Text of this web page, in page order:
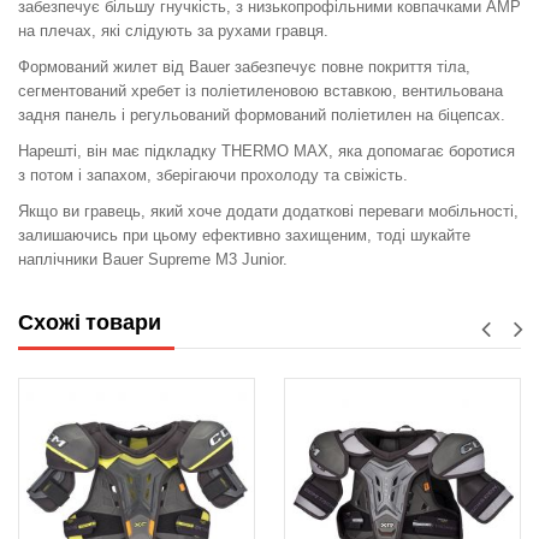
забезпечує більшу гнучкість, з низькопрофільними ковпачками AMP
на плечах, які слідують за рухами гравця.
Формований жилет від Bauer забезпечує повне покриття тіла,
сегментований хребет із поліетиленовою вставкою, вентильована
задня панель і регульований формований поліетилен на біцепсах.
Нарешті, він має підкладку THERMO MAX, яка допомагає боротися
з потом і запахом, зберігаючи прохолоду та свіжість.
Якщо ви гравець, який хоче додати додаткові переваги мобільності,
залишаючись при цьому ефективно захищеним, тоді шукайте
наплічники Bauer Supreme M3 Junior.
Схожі товари